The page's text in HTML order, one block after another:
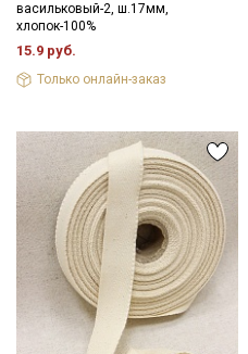
васильковый-2, ш.17мм,
хлопок-100%
15.9 руб.
Только онлайн-заказ